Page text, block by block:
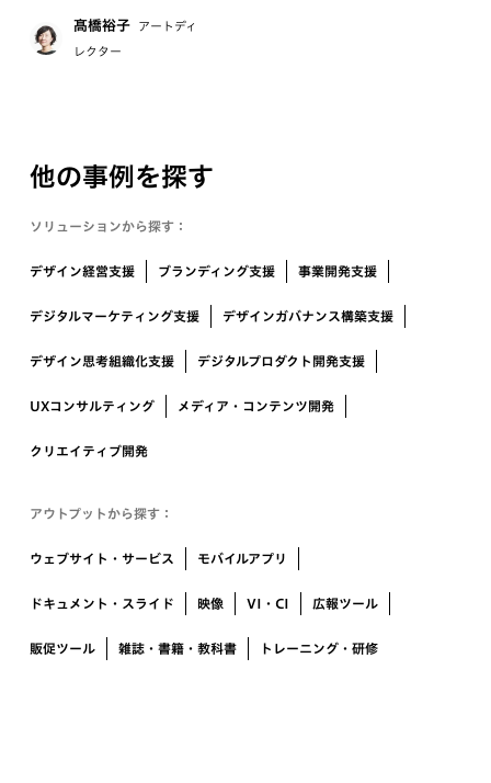
髙橋裕子 アートディ
レクター
他の事例を探す
ソリューションから探す：
デザイン経営支援 ブランディング支援 事業開発支援
デジタルマーケティング支援 デザインガバナンス構築支援
デザイン思考組織化支援 デジタルプロダクト開発支援
UXコンサルティング メディア・コンテンツ開発
クリエイティブ開発
アウトプットから探す：
ウェブサイト・サービス モバイルアプリ
ドキュメント・スライド 映像 VI・CI 広報ツール
販促ツール 雑誌・書籍・教科書 トレーニング・研修